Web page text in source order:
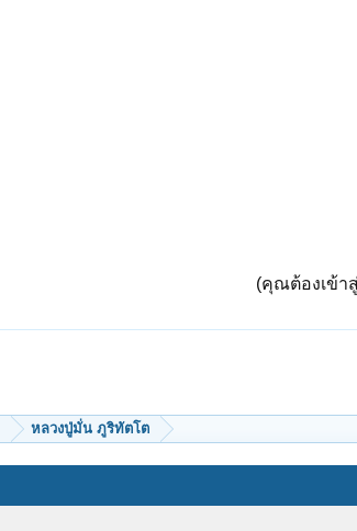
(คุณต้องเข้า
หลวงปู่มั่น ภูริทัตโต